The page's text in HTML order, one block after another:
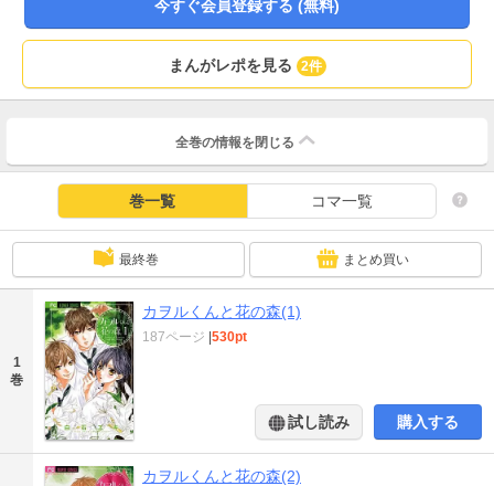
今すぐ会員登録する (無料)
まんがレポを見る 2件
全巻の情報を 閉じる
巻一覧 コマ一覧
最終巻 まとめ買い
1
巻
カヲルくんと花の森(1)
187ページ |530pt
試し読み 購入する
カヲルくんと花の森(2)